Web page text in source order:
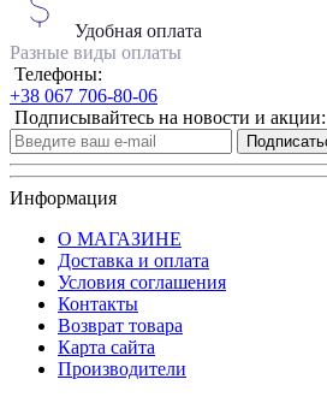
Удобная оплата
Разные виды оплаты
Телефоны:
+38 067 706-80-06
Подписывайтесь на новости и акции:
Информация
О МАГАЗИНЕ
Доставка и оплата
Условия соглашения
Контакты
Возврат товара
Карта сайта
Производители